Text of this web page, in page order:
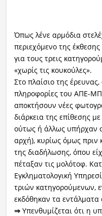
Όπως λένε αρμόδια
περιεχόμενο της
για τους τρεις
«χωρίς τις κουκούλες».
Στο πλαίσιο της
πληροφορίες του ΑΠΕ-
αποκτήσουν νέες
διάρκεια της επίθεσης
ούτως ή άλλως υπήρχαν
αρχή), κυρίως όμως πριν
της διαδήλωσης, όπου
πέταξαν τις μολότοφ.
Εγκληματολογική
τριών κατηγορούμενων,
εκδόθηκαν τα
⇒Υπενθυμίζεται ότι η